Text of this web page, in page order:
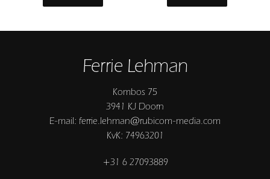
Ferrie Lehman
Kombos 75
3941 KJ Doorn
E-mail: ferrie.lehman@rubicom-media.com
KvK: 74963201
+31 6 27093889